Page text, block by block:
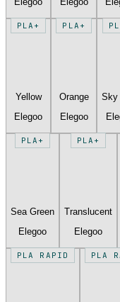
PLA+
Yellow
Elegoo
PLA+
Orange
Elegoo
Sky
PLA+
Sea Green
Elegoo
PLA+
Translucent
Elegoo
PLA RAPID PLA